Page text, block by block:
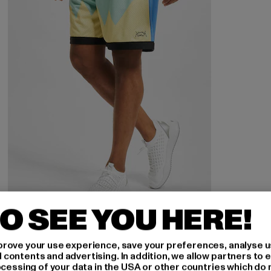
PUMA
Scholarship
EUR 35,20
Derzeitiger Preis: EUR 35,20
EUR 79,99Aktionspreis: EUR 79,99
SEE YOU HERE!
your use experience, save your preferences, analyse
and advertising. In addition, we allow partners to
of your data in the USA or other countries which do